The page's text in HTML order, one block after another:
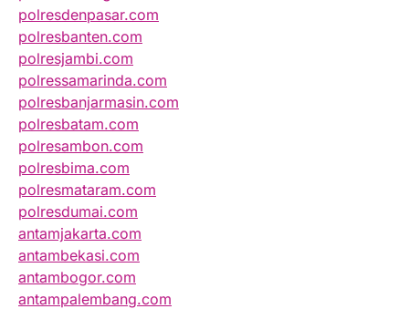
polresdenpasar.com
polresbanten.com
polresjambi.com
polressamarinda.com
polresbanjarmasin.com
polresbatam.com
polresambon.com
polresbima.com
polresmataram.com
polresdumai.com
antamjakarta.com
antambekasi.com
antambogor.com
antampalembang.com